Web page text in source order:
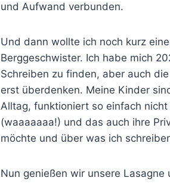
und Aufwand verbunden.
Und dann wollte ich noch kurz
Berggeschwister. Ich habe mich
Schreiben zu finden, aber auch
erst überdenken. Meine Kinder
Alltag, funktioniert so einfach
(waaaaaaa!) und das auch ihre
möchte und über was ich
Nun genießen wir unsere